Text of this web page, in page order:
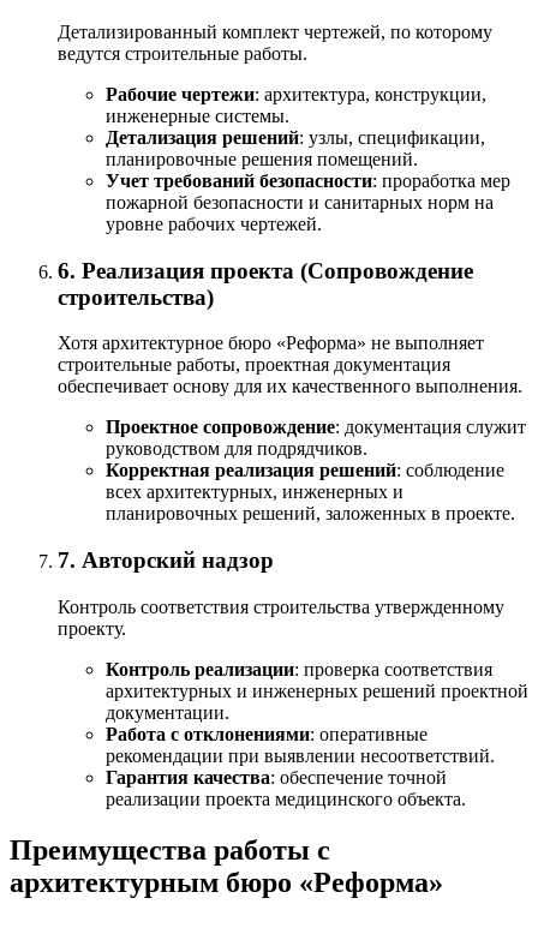
Детализированный комплект чертежей, по которому
ведутся строительные работы.
Рабочие чертежи: архитектура, конструкции,
инженерные системы.
Детализация решений: узлы, спецификации,
планировочные решения помещений.
Учет требований безопасности: проработка мер
пожарной безопасности и санитарных норм на
уровне рабочих чертежей.
6. Реализация проекта (Сопровождение
строительства)
Хотя архитектурное бюро «Реформа» не выполняет
строительные работы, проектная документация
обеспечивает основу для их качественного выполнения.
Проектное сопровождение: документация служит
руководством для подрядчиков.
Корректная реализация решений: соблюдение
всех архитектурных, инженерных и
планировочных решений, заложенных в проекте.
7. Авторский надзор
Контроль соответствия строительства утвержденному
проекту.
Контроль реализации: проверка соответствия
архитектурных и инженерных решений проектной
документации.
Работа с отклонениями: оперативные
рекомендации при выявлении несоответствий.
Гарантия качества: обеспечение точной
реализации проекта медицинского объекта.
Преимущества работы с
архитектурным бюро «Реформа»